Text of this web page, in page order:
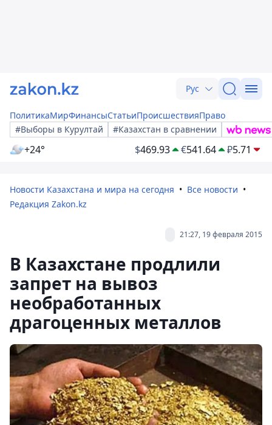
Рус
ПолитикаМирФинансыСтатьиПроисшествияПраво
#Выборы в Курултай
#Казахстан в сравнении
+24° $469.93 €541.64 ₽5.71
Новости Казахстана и мира на сегодня
Все новости
Редакция Zakon.kz
21:27, 19 февраля 2015
В Казахстане продлили
запрет на вывоз
необработанных
драгоценных металлов